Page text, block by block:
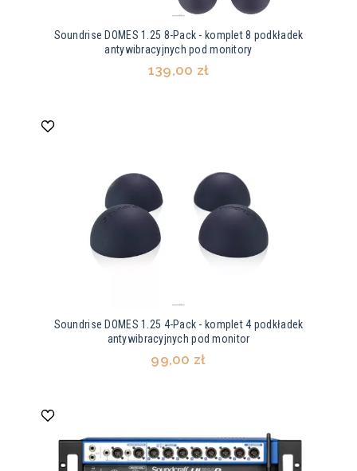
Soundrise DOMES 1.25 8-Pack - komplet 8 podkładek
antywibracyjnych pod monitory
139,00 zł
Soundrise DOMES 1.25 4-Pack - komplet 4 podkładek
antywibracyjnych pod monitor
99,00 zł